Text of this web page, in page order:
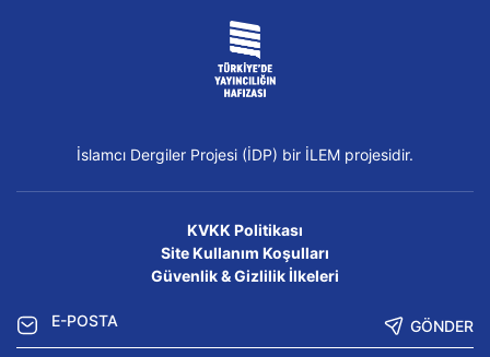
İslamcı Dergiler Projesi (İDP) bir İLEM projesidir.
KVKK Politikası
Site Kullanım Koşulları
Güvenlik & Gizlilik İlkeleri
GÖNDER